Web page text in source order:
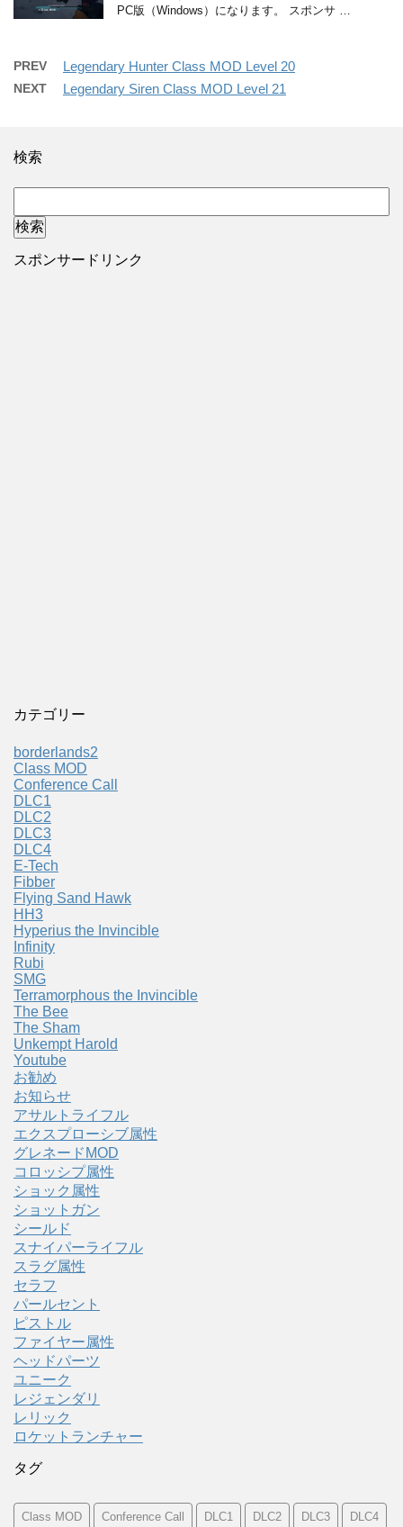
PC版（Windows）になります。 スポンサ …
PREV Legendary Hunter Class MOD Level 20
NEXT Legendary Siren Class MOD Level 21
検索
スポンサードリンク
カテゴリー
borderlands2
Class MOD
Conference Call
DLC1
DLC2
DLC3
DLC4
E-Tech
Fibber
Flying Sand Hawk
HH3
Hyperius the Invincible
Infinity
Rubi
SMG
Terramorphous the Invincible
The Bee
The Sham
Unkempt Harold
Youtube
お勧め
お知らせ
アサルトライフル
エクスプローシブ属性
グレネードMOD
コロッシプ属性
ショック属性
ショットガン
シールド
スナイパーライフル
スラグ属性
セラフ
パールセント
ピストル
ファイヤー属性
ヘッドパーツ
ユニーク
レジェンダリ
レリック
ロケットランチャー
タグ
Class MOD Conference Call DLC1 DLC2 DLC3 DLC4